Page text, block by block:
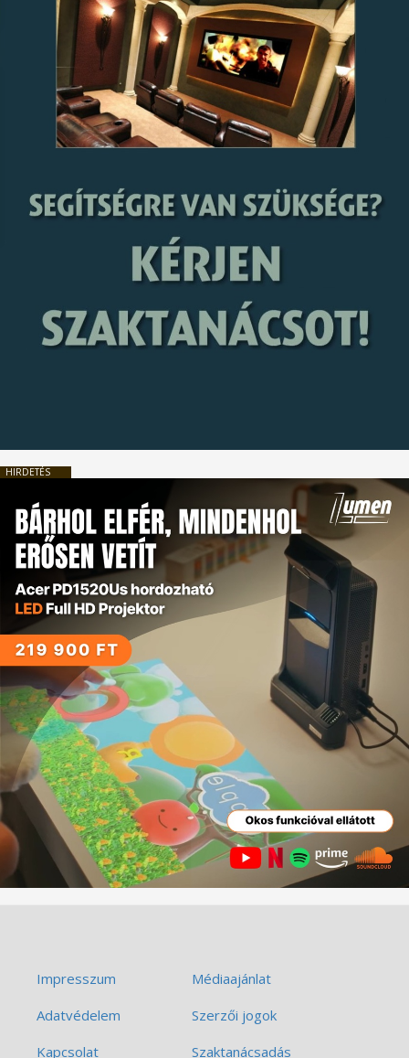
HIRDETÉS
Impresszum
Médiaajánlat
Adatvédelem
Szerzői jogok
Kapcsolat
Szaktanácsadás